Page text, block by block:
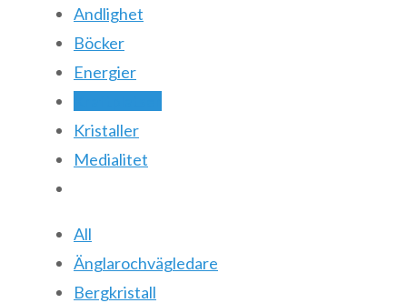
Andlighet
Böcker
Energier
Kristaller
Medialitet
All
Änglarochvägledare
Bergkristall